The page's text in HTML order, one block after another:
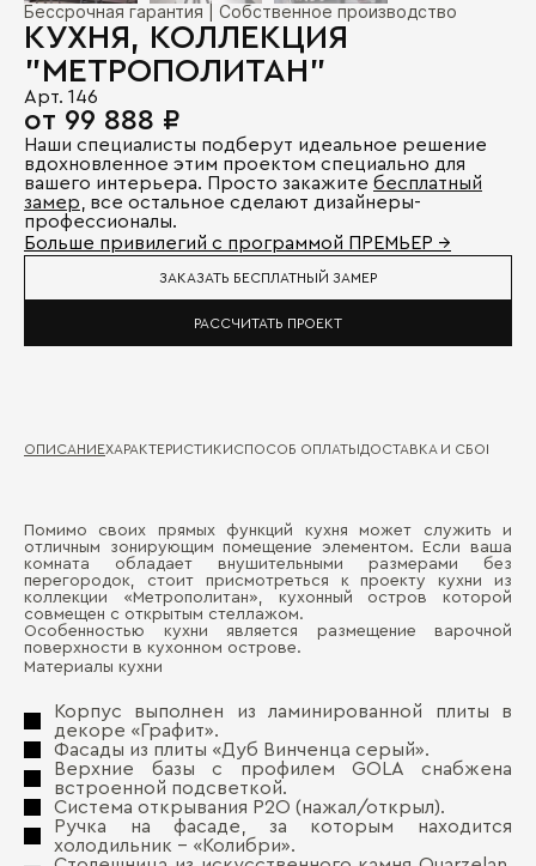
Бессрочная гарантия | Собственное производство
КУХНЯ, КОЛЛЕКЦИЯ
"МЕТРОПОЛИТАН"
Арт. 146
от 99 888 ₽
Наши специалисты подберут идеальное решение
вдохновленное этим проектом специально для
вашего интерьера. Просто закажите бесплатный
замер , все остальное сделают дизайнеры-
профессионалы.
Больше привилегий с программой ПРЕМЬЕР →
ЗАКАЗАТЬ БЕСПЛАТНЫЙ ЗАМЕР
РАССЧИТАТЬ ПРОЕКТ
ОПИСАНИЕХАРАКТЕРИСТИКИСПОСОБ ОПЛАТЫДОСТАВКА И СБОРКА
Помимо своих прямых функций кухня может служить и
отличным зонирующим помещение элементом. Если ваша
комната обладает внушительными размерами без
перегородок, стоит присмотреться к проекту кухни из
коллекции «Метрополитан», кухонный остров которой
совмещен с открытым стеллажом.
Особенностью кухни является размещение варочной
поверхности в кухонном острове.
Материалы кухни
Корпус выполнен из ламинированной плиты в
декоре «Графит».
Фасады из плиты «Дуб Винченца серый».
Верхние базы с профилем GOLA снабжена
встроенной подсветкой.
Система открывания P2O (нажал/открыл).
Ручка на фасаде, за которым находится
холодильник – «Колибри».